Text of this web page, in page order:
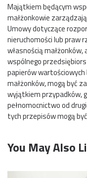
Majątkiem będącym
małżonkowie
Umowy dotyczące
nieruchomości lub praw
własnością
wspólnego
papierów wartościowych
małżonków, mogą być
wyjątkiem przypadków,
pełnomocnictwo od
tych przepisów mogą
You May Also